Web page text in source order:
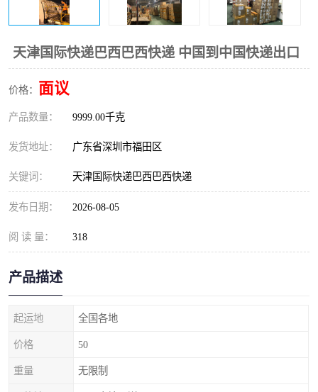
天津国际快递巴西巴西快递 中国到中国快递出口
价格： 面议
产品数量： 9999.00千克
发货地址： 广东省深圳市福田区
关键词： 天津国际快递巴西巴西快递
发布日期： 2026-08-05
阅 读 量： 318
产品描述
起运地 全国各地
价格 50
重量 无限制